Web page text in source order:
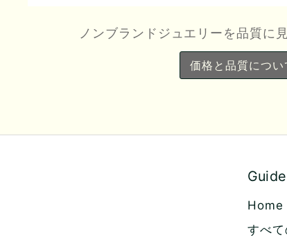
ノンブランドジュエリーを品質に
価格と品質につい
Guide
Home
すべ